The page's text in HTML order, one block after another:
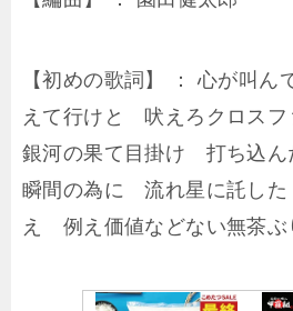
【初めの歌詞】 ： 心が叫
えて行けと 吠えろクロス
銀河の果て目掛け 打ち込
瞬間の為に 流れ星に託し
え 例え価値などない無茶ぶ